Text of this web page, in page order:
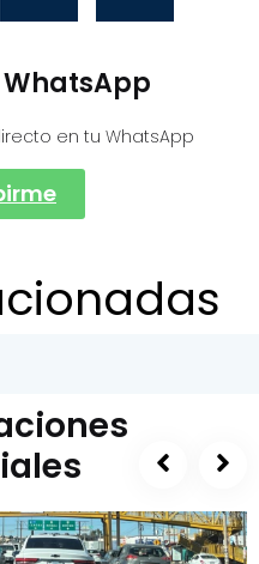
en tu WhatsApp